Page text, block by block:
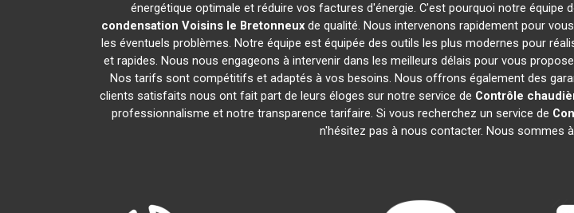
énergétique optimale et réduire vos factures d'énergie. C'est pourquoi notre équipe
condensation Voisins le Bretonneux de qualité. Nous intervenons rapidement pour
les éventuels problèmes. Notre équipe est équipée des outils les plus modernes pour
et rapides. Nous nous engageons à intervenir dans les meilleurs délais pour vous
Nos tarifs sont compétitifs et adaptés à vos besoins. Nous offrons également des
clients satisfaits nous ont fait part de leurs éloges sur notre service de Contrôle
professionnalisme et notre transparence tarifaire. Si vous recherchez un service de
n'hésitez pas à nous contacter. Nous sommes